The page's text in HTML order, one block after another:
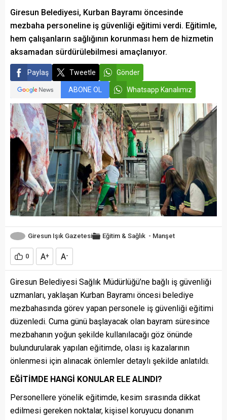
Giresun Belediyesi, Kurban Bayramı öncesinde
mezbaha personeline iş güvenliği eğitimi verdi. Eğitimle,
hem çalışanların sağlığının korunması hem de hizmetin
aksamadan sürdürülebilmesi amaçlanıyor.
Paylaş Tweetle Gönder
ABONE OL Whatsapp Kanalımız
Giresun Işık Gazetesi Eğitim & Sağlık - Manşet
0 A+ A-
Giresun Belediyesi Sağlık Müdürlüğü’ne bağlı iş güvenliği
uzmanları, yaklaşan Kurban Bayramı öncesi belediye
mezbahasında görev yapan personele iş güvenliği eğitimi
düzenledi. Cuma günü başlayacak olan bayram süresince
mezbahanın yoğun şekilde kullanılacağı göz önünde
bulundurularak yapılan eğitimde, olası iş kazalarının
önlenmesi için alınacak önlemler detaylı şekilde anlatıldı.
EĞİTİMDE HANGİ KONULAR ELE ALINDI?
Personellere yönelik eğitimde, kesim sırasında dikkat
edilmesi gereken noktalar, kişisel koruyucu donanım